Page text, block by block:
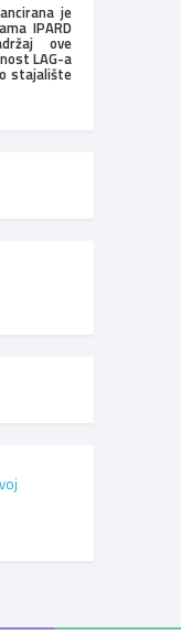
je
IPARD
ove
LAG-a
stajalište